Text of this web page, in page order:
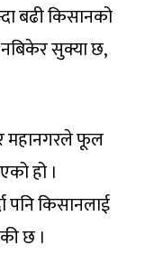
बढी किसानको
सुक्या छ,
महानगरले फूल
हो ।
पनि किसानलाई
छ ।